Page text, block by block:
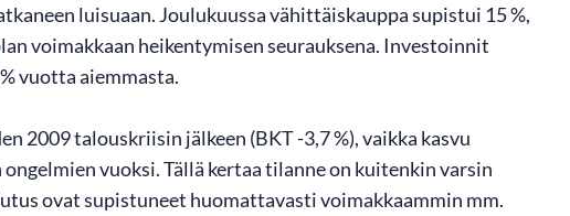
luisuaan. Joulukuussa vähittäiskauppa supistui 15 %,
voimakkaan heikentymisen seurauksena. Investoinnit
vuotta aiemmasta.
2009 talouskriisin jälkeen (BKT -3,7 %), vaikka kasvu
vuoksi. Tällä kertaa tilanne on kuitenkin varsin
ovat supistuneet huomattavasti voimakkaammin mm.